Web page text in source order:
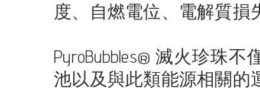
度、自燃電位、電解質損
PyroBubbles® 滅火珍珠
池以及與此類能源相關的